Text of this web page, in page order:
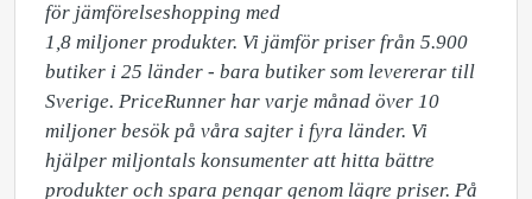
för jämförelseshopping med
1,8 miljoner produkter. Vi jämför priser från 5.900
butiker i 25 länder - bara butiker som levererar till
Sverige. PriceRunner har varje månad över 10
miljoner besök på våra sajter i fyra länder. Vi
hjälper miljontals konsumenter att hitta bättre
produkter och spara pengar genom lägre priser. På